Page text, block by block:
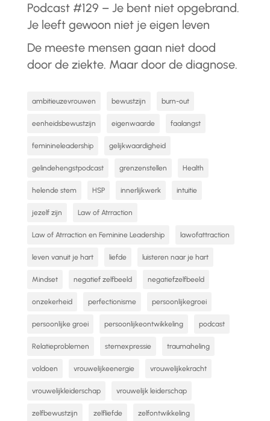
Podcast #129 – Je bent niet opgebrand.
Je leeft gewoon niet je eigen leven
De meeste mensen gaan niet dood
door de ziekte. Maar door de diagnose.
ambitieuzevrouwen bewustzijn burn-out
eenheidsbewustzijn eigenwaarde faalangst
feminineleadership gelijkwaardigheid
gelindehengstpodcast grenzenstellen Health
helende stem HSP innerlijkwerk intuitie
jezelf zijn Law of Atrraction
Law of Atrraction en Feminine Leadership lawofattraction
leven vanuit je hart liefde luisteren naar je hart
Mindset negatief zelfbeeld negatiefzelfbeeld
onzekerheid perfectionisme persoonlijkegroei
persoonlijke groei persoonlijkeontwikkeling podcast
Relatieproblemen stemexpressie traumaheling
voldoen vrouwelijkeenergie vrouwelijkekracht
vrouwelijkleiderschap vrouwelijk leiderschap
zelfbewustzijn zelfliefde zelfontwikkeling